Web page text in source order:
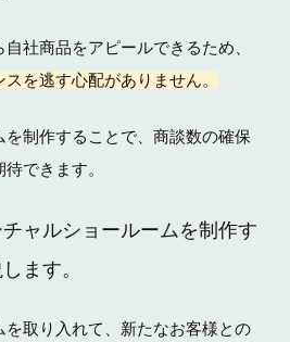
社商品をアピールできるため、
を逃す心配がありません。
制作することで、商談数の確保
できます。
ャルショールームを制作す
ます。
取り入れて、新たなお客様との